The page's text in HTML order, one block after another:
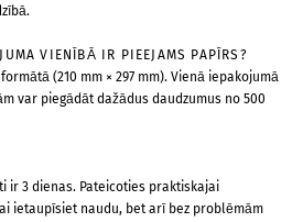
VIENĪBĀ IR PIEEJAMS PAPĪRS?
(210 mm × 297 mm). Vienā iepakojumā
var piegādāt dažādus daudzumus no 500
ir 3 dienas. Pateicoties praktiskajai
ietaupīsiet naudu, bet arī bez problēmām